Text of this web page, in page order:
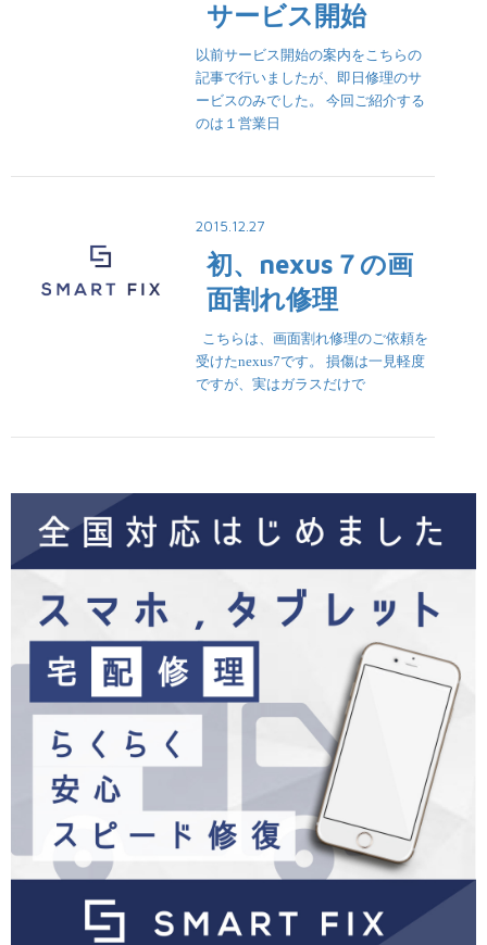
サービス開始
以前サービス開始の案内をこちらの
記事で行いましたが、即日修理のサ
ービスのみでした。 今回ご紹介する
のは１営業日
2015.12.27
初、nexus７の画
面割れ修理
こちらは、画面割れ修理のご依頼を
受けたnexus7です。 損傷は一見軽度
ですが、実はガラスだけで